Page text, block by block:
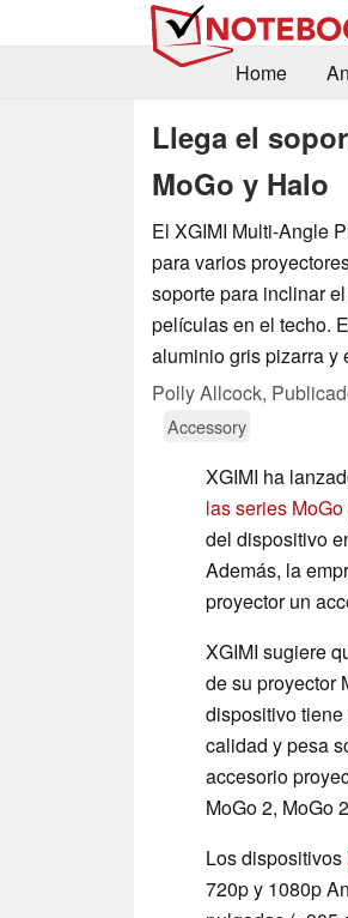
Home
Llega el
MoGo y Halo
El XGIMI Multi-Angle
para varios
soporte para inclinar
películas en el techo.
aluminio gris pizarra y
Polly Allcock,
Accessory
XGIMI ha
las series
del dispositivo
Además, la
proyector un
XGIMI sugiere
de su proyector
dispositivo
calidad y pesa
accesorio
MoGo 2, MoGo
Los dispositivos
720p y 1080p